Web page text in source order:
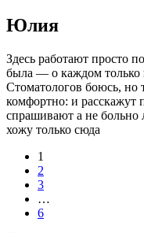
Юлия
Здесь работают просто
была — о каждом только
Стоматологов боюсь, но
комфортно: и расскажут
спрашивают а не больно
хожу только сюда
1
2
3
…
6